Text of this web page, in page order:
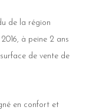
de la région
à peine 2 ans
de vente de
en confort et